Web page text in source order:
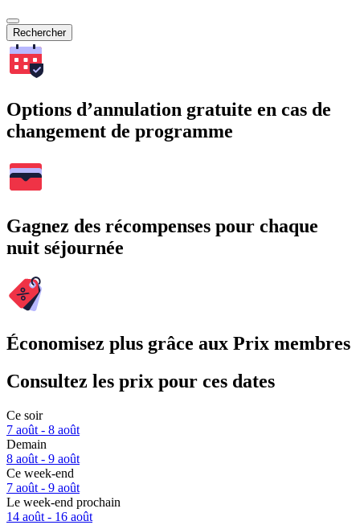
Rechercher
Options d’annulation gratuite en cas de
changement de programme
Gagnez des récompenses pour chaque
nuit séjournée
Économisez plus grâce aux Prix membres
Consultez les prix pour ces dates
Ce soir
7 août - 8 août
Demain
8 août - 9 août
Ce week-end
7 août - 9 août
Le week-end prochain
14 août - 16 août